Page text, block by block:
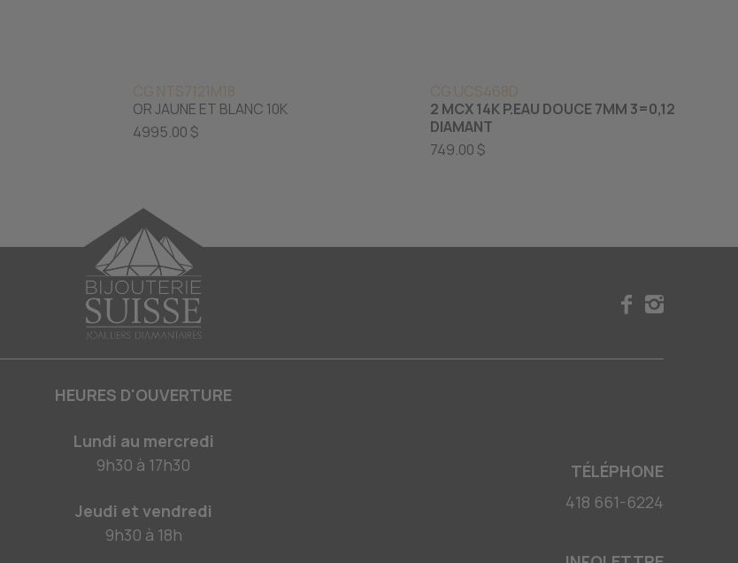
CG NTS7121M18
OR JAUNE ET BLANC 10K
4995.00 $
CG UCS468D
2 MCX 14K P.EAU DOUCE 7MM 3=0,12
DIAMANT
749.00 $
HEURES D'OUVERTURE
Lundi au mercredi
9h30 à 17h30
Jeudi et vendredi
9h30 à 18h
TÉLÉPHONE
418 661-6224